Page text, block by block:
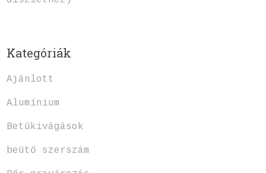
Kategóriák
Ajánlott
Alumínium
Betűkivágások
beütő szerszám